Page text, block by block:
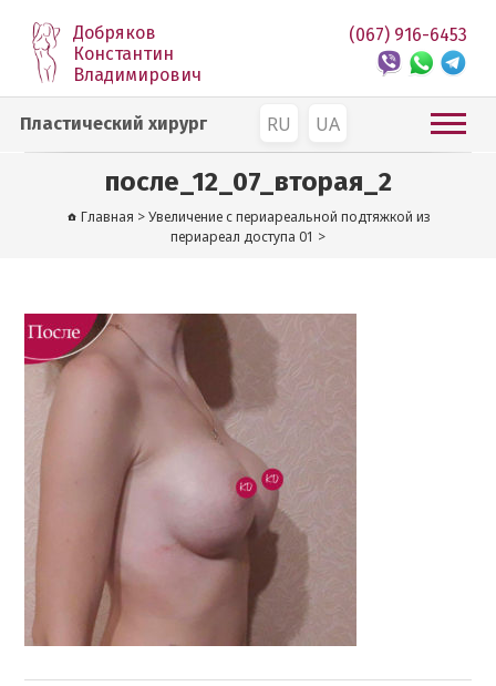
Добряков
Константин
Владимирович
RU UA
(067) 916-6453
Пластический хирург
после_12_07_вторая_2
Главная >Увеличение с периареальной подтяжкой из
периареал доступа 01 >